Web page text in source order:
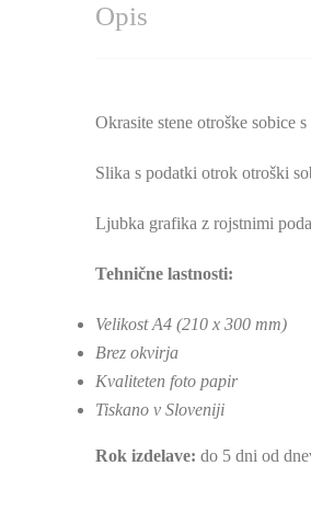
Opis
Okrasite stene otroške
Slika s podatki otrok otroški
Ljubka grafika z rojstnimi
Tehnične lastnosti:
Velikost A4 (210 x 300 mm)
Brez okvirja
Kvaliteten foto papir
Tiskano v Sloveniji
Rok izdelave: do 5 dni od